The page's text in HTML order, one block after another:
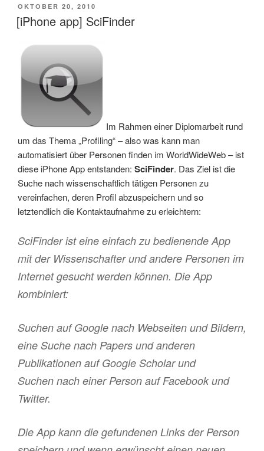
VERÖFFENTLICHT
AM
OKTOBER 20, 2010
[iPhone app] SciFinder
Im Rahmen einer Diplomarbeit rund
um das Thema „Profiling“ – also was kann man
automatisiert über Personen finden im WorldWideWeb – ist
diese iPhone App entstanden: SciFinder. Das Ziel ist die
Suche nach wissenschaftlich tätigen Personen zu
vereinfachen, deren Profil abzuspeichern und so
letztendlich die Kontaktaufnahme zu erleichtern:
SciFinder ist eine einfach zu bedienende App
mit der Wissenschafter und andere Personen im
Internet gesucht werden können. Die App
kombiniert:
Suchen auf Google nach Webseiten und Bildern,
eine Suche nach Papers und anderen
Publikationen auf Google Scholar und
Suchen nach einer Person auf Facebook und
Twitter.
Die App kann die gefundenen Links der Person